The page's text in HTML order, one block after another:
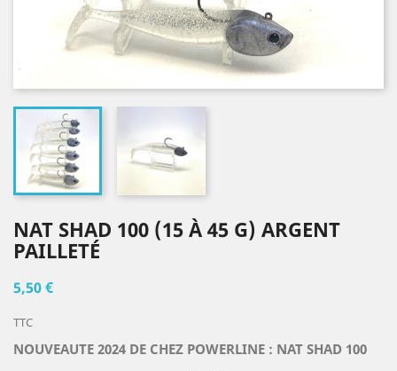
NAT SHAD 100 (15 À 45 G) ARGENT
PAILLETÉ
5,50 €
TTC
NOUVEAUTE 2024 DE CHEZ POWERLINE : NAT SHAD 100